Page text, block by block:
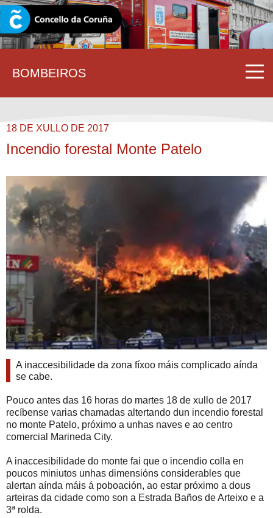
BOMBEIROS
CORUNA.GAL
18 DE XULLO DE 2017
Incendio forestal Monte Patelo
A inaccesibilidade da zona fíxoo máis complicado aínda
se cabe.
Pouco antes das 16 horas do martes 18 de xullo de 2017
recíbense varias chamadas altertando dun incendio forestal
no monte Patelo, próximo a unhas naves e ao centro
comercial Marineda City.
A inaccesibilidade do monte fai que o incendio colla en
poucos miniutos unhas dimensións considerables que
alertan aínda máis á poboación, ao estar próximo a dous
arteiras da cidade como son a Estrada Baños de Arteixo e a
3ª rolda.